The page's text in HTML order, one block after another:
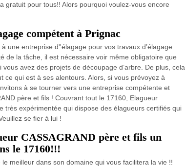
gratuit pour tous!! Alors pourquoi voulez-vous encore
compétent à Prignac
une entreprise d''élagage pour vos travaux d’élagage
de la tâche, il est nécessaire voir même obligatoire que
avez des projets de découpage d’arbre. De plus, cela
ce qui est à ses alentours. Alors, si vous prévoyez à
à se tourner vers une entreprise compétente et
père et fils ! Couvrant tout le 17160, Elagueur
très expérimentée qui dispose des élagueurs certifiés qui
se fier à lui !
CASSAGRAND père et fils un
le 17160!!!
meilleur dans son domaine qui vous facilitera la vie !!